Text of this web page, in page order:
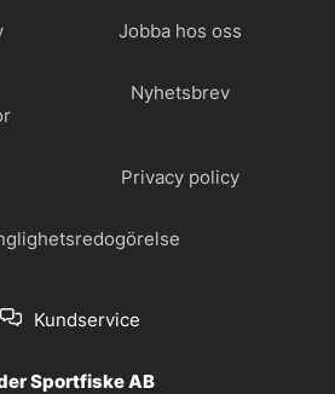
Jobba hos oss
Nyhetsbrev
Privacy policy
Kundservice
Sportfiske AB